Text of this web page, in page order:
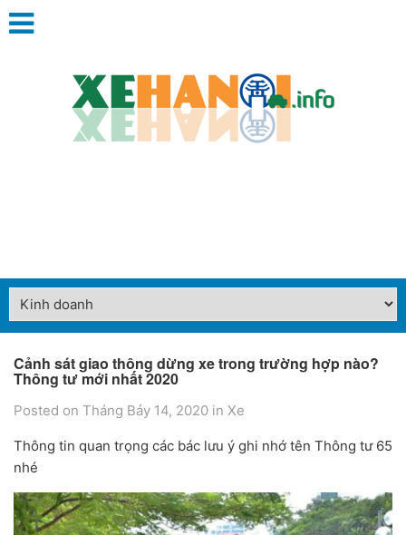
Cảnh sát giao thông dừng xe trong trường hợp nào?
Thông tư mới nhất 2020
Posted on Tháng Bảy 14, 2020 in Xe
Thông tin quan trọng các bác lưu ý ghi nhớ tên Thông tư 65
nhé